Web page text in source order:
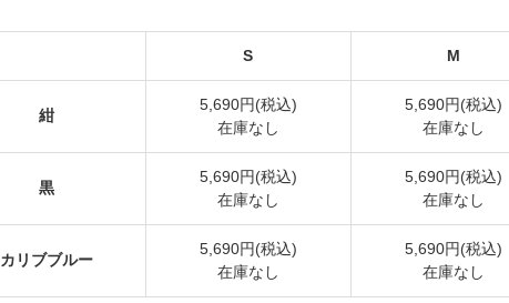
S M
紺
5,690円(税込)
在庫なし
5,690円(税込)
在庫なし
黒
5,690円(税込)
在庫なし
5,690円(税込)
在庫なし
カリブブルー
5,690円(税込)
在庫なし
5,690円(税込)
在庫なし